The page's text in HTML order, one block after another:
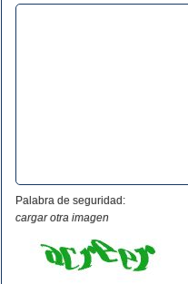
Palabra de seguridad:
cargar otra imagen